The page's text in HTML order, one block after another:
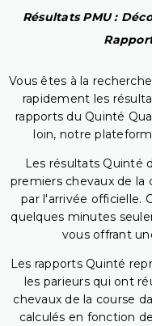
Résultats PMU :
Vous êtes à la
rapidement les
rapports du Quinté
loin, notre
Les résultats Quinté
premiers chevaux de la
par l'arrivée officielle.
quelques minutes
vous offrant
Les rapports Quinté
les parieurs qui ont
chevaux de la course
calculés en fonction